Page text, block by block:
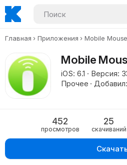
Главная Приложения Mobile Mouse
Mobile
iOS: 6.1 · Версия:
Прочее ·
452
просмотров
25
скачиваний